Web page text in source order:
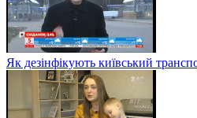
Як дезінфікують київський